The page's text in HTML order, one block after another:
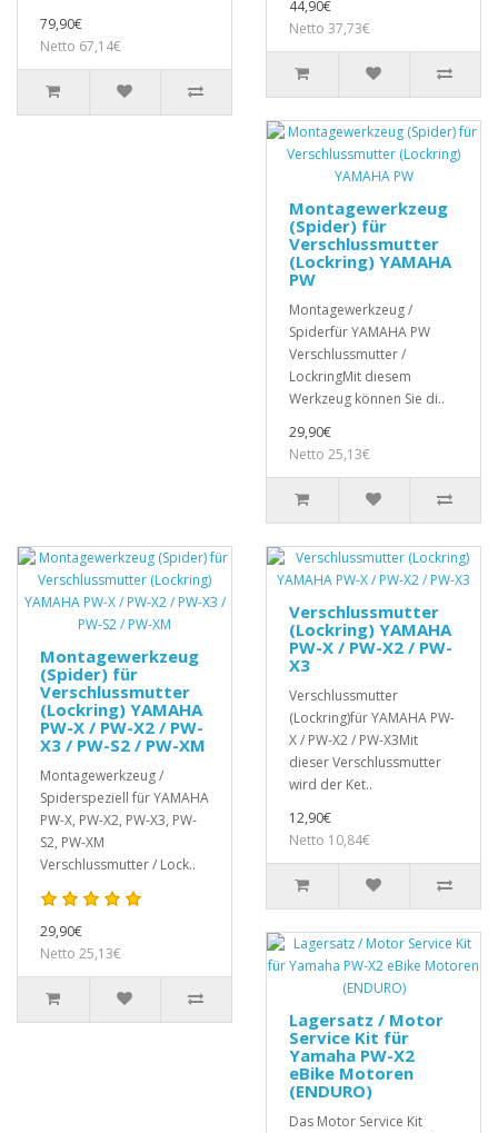
79,90€
Netto 67,14€
44,90€
Netto 37,73€
Montagewerkzeug
(Spider) für
Verschlussmutter
(Lockring) YAMAHA
PW
Montagewerkzeug /
Spiderfür YAMAHA PW
Verschlussmutter /
LockringMit diesem
Werkzeug können Sie di..
29,90€
Netto 25,13€
Montagewerkzeug
(Spider) für
Verschlussmutter
(Lockring) YAMAHA
PW-X / PW-X2 / PW-
X3 / PW-S2 / PW-XM
Montagewerkzeug /
Spiderspeziell für YAMAHA
PW-X, PW-X2, PW-X3, PW-
S2, PW-XM
Verschlussmutter / Lock..
29,90€
Netto 25,13€
Verschlussmutter
(Lockring) YAMAHA
PW-X / PW-X2 / PW-
X3
Verschlussmutter
(Lockring)für YAMAHA PW-
X / PW-X2 / PW-X3Mit
dieser Verschlussmutter
wird der Ket..
12,90€
Netto 10,84€
Lagersatz / Motor
Service Kit für
Yamaha PW-X2
eBike Motoren
(ENDURO)
Das Motor Service Kit